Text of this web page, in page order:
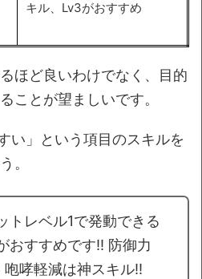
キル、Lv3がおすすめ
ほど良いわけでなく、目的
ことが望ましいです。
い」という項目のスキルを
。
トレベル1で発動できる
おすすめです!! 防御力
咆哮軽減は神スキル!!